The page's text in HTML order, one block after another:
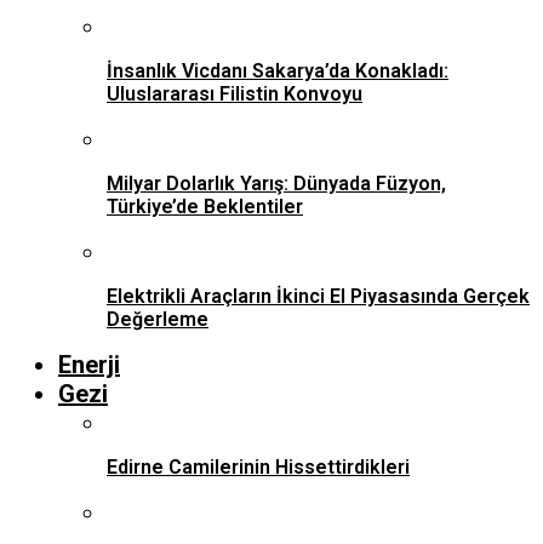
İnsanlık Vicdanı Sakarya’da Konakladı:
Uluslararası Filistin Konvoyu
Milyar Dolarlık Yarış: Dünyada Füzyon,
Türkiye’de Beklentiler
Elektrikli Araçların İkinci El Piyasasında Gerçek
Değerleme
Enerji
Gezi
Edirne Camilerinin Hissettirdikleri